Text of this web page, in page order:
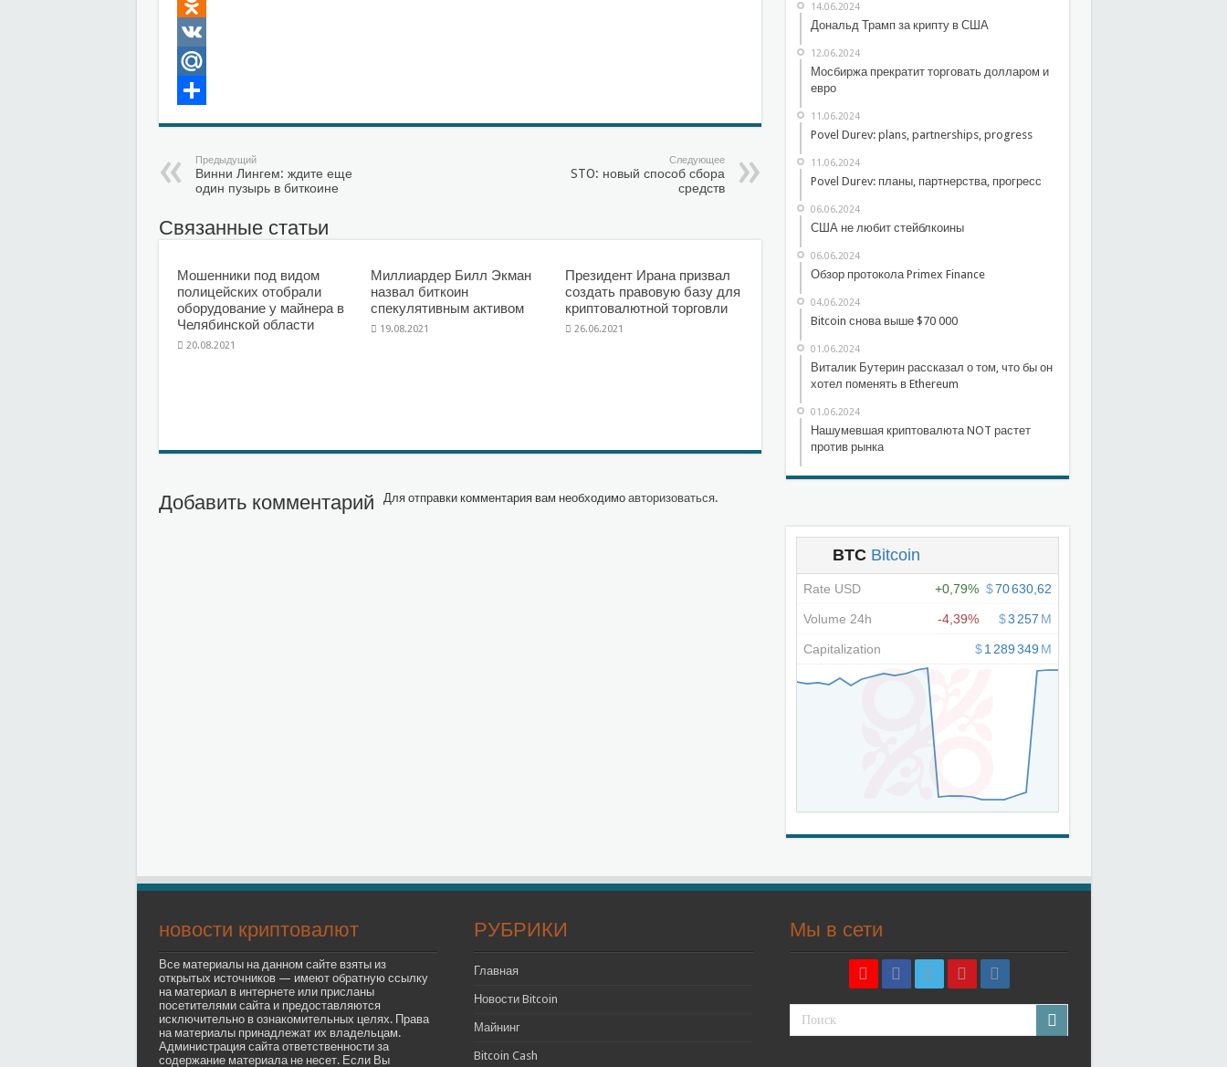
Odnoklassniki
VK
Mail.Ru
Предыдущий
Винни Лингем: ждите еще
один пузырь в биткоине
Следующее
STO: новый способ сбора
средств
Связанные статьи
Мошенники под видом
полицейских отобрали
оборудование у майнера в
Челябинской области
20.08.2021
Миллиардер Билл Экман
назвал биткоин
спекулятивным активом
19.08.2021
Президент Ирана призвал
создать правовую базу для
криптовалютной торговли
26.06.2021
Добавить комментарий Для отправки комментария вам необходимо авторизоваться.
14.06.2024
Дональд Трамп за крипту в США
12.06.2024
Мосбиржа прекратит торговать долларом и
евро
11.06.2024
Povel Durev: plans, partnerships, progress
11.06.2024
Povel Durev: планы, партнерства, прогресс
06.06.2024
США не любит стейблкоины
06.06.2024
Обзор протокола Primex Finance
04.06.2024
Bitcoin снова выше $70 000
01.06.2024
Виталик Бутерин рассказал о том, что бы он
хотел поменять в Ethereum
01.06.2024
Нашумевшая криптовалюта NOT растет
против рынка
новости криптовалют
Все материалы на данном сайте взяты из
открытых источников — имеют обратную ссылку
на материал в интернете или присланы
посетителями сайта и предоставляются
исключительно в ознакомительных целях. Права
на материалы принадлежат их владельцам.
Администрация сайта ответственности за
содержание материала не несет. Если Вы
РУБРИКИ
Главная
Новости Bitcoin
Майнинг
Bitcoin Cash
Мы в сети